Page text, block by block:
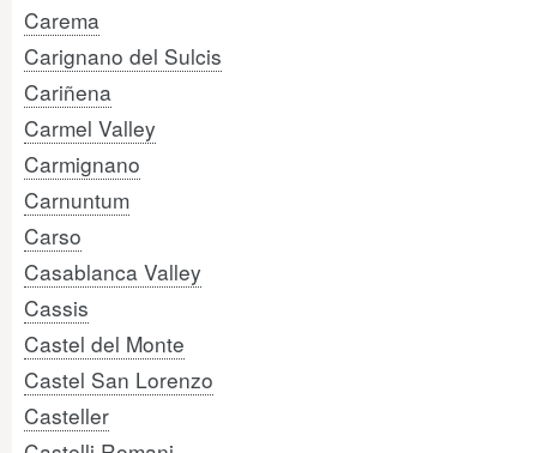
Carema
Carignano del Sulcis
Cariñena
Carmel Valley
Carmignano
Carnuntum
Carso
Casablanca Valley
Cassis
Castel del Monte
Castel San Lorenzo
Casteller